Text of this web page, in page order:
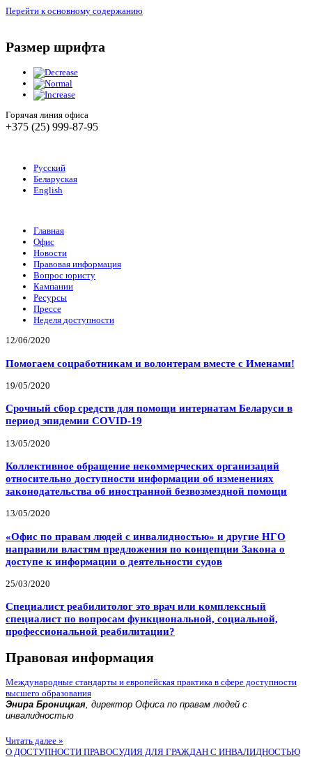
Перейти к основному содержанию
Размер шрифта
Горячая линия офиса
+375 (25) 999-87-95
Русский
Беларуская
English
Главная
Офис
Новости
Правовая информация
Вопрос юристу
Кампании
Ресурсы
Прессе
Неделя доступности
12/06/2020
Помогаем соцработникам и волонтерам вместе с Именами!
19/05/2020
Срочный сбор средств для помощи интернатам Беларуси в
период эпидемии COVID-19
13/05/2020
Коллективное обращение некоммерческих организаций
относительно доступности информации об изменениях
законодательства об иностранной безвозмездной помощи
13/05/2020
«Офис по правам людей с инвалидностью» и другие НГО
направили властям предложения по концепции Закона о
доступе к информации о деятельности судов
25/03/2020
Специалист реабилитолог это врач или комплексный
специалист по вопросам функциональной, социальной,
профессиональной реабилитации?
Правовая информация
Международные стандарты и европейская практика в сфере доступности
высшего образования
Энира Броницкая, директор Офиса по правам людей с
инвалидностью
Читать далее »
О ДОСТУПНОСТИ ПРАВОСУДИЯ ДЛЯ ГРАЖДАН С ИНВАЛИДНОСТЬЮ